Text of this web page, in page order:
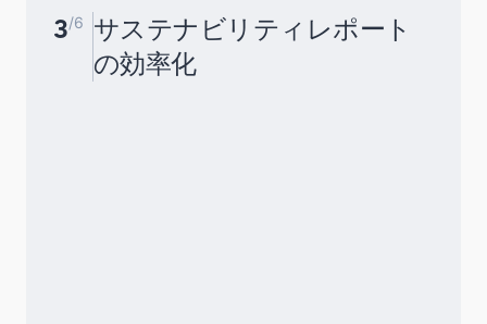
3/6
サステナビリティレポート
の効率化